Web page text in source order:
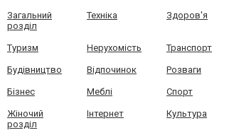
Загальний
розділ
Техніка Здоров'я
Туризм Нерухомість Транспорт
Будівництво Відпочинок Розваги
Бізнес Меблі Спорт
Жіночий
розділ
Інтернет Культура